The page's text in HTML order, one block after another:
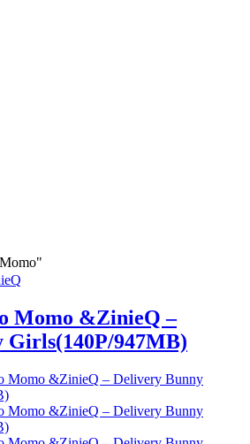
Momo &ZinieQ –
Girls(140P/947MB)